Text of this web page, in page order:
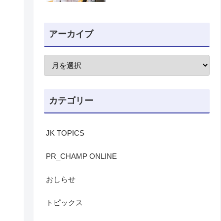
アーカイブ
カテゴリー
JK TOPICS
PR_CHAMP ONLINE
おしらせ
トピックス